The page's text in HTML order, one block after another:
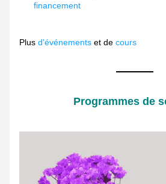
financement
Plus d'événements et de cours
Programmes de